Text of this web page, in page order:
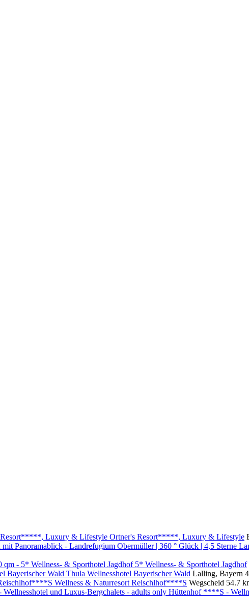
Ortner's Resort*****, Luxury & Lifestyle
5* Wellness- & Sporthotel Jagdhof
Thula Wellnesshotel Bayerischer Wald Lalling, Bayern
Wellness & Naturresort Reischlhof****S Wegscheid 54.7
Hüttenhof ****S -